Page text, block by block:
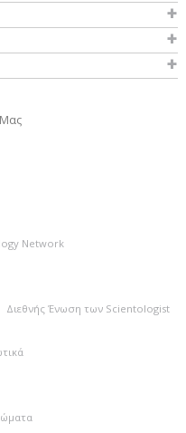
Network
Διεθνής Ένωση των Scientologist